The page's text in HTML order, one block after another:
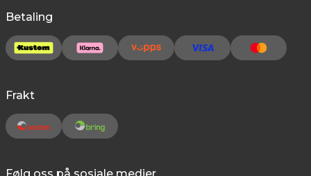
Betaling
Frakt